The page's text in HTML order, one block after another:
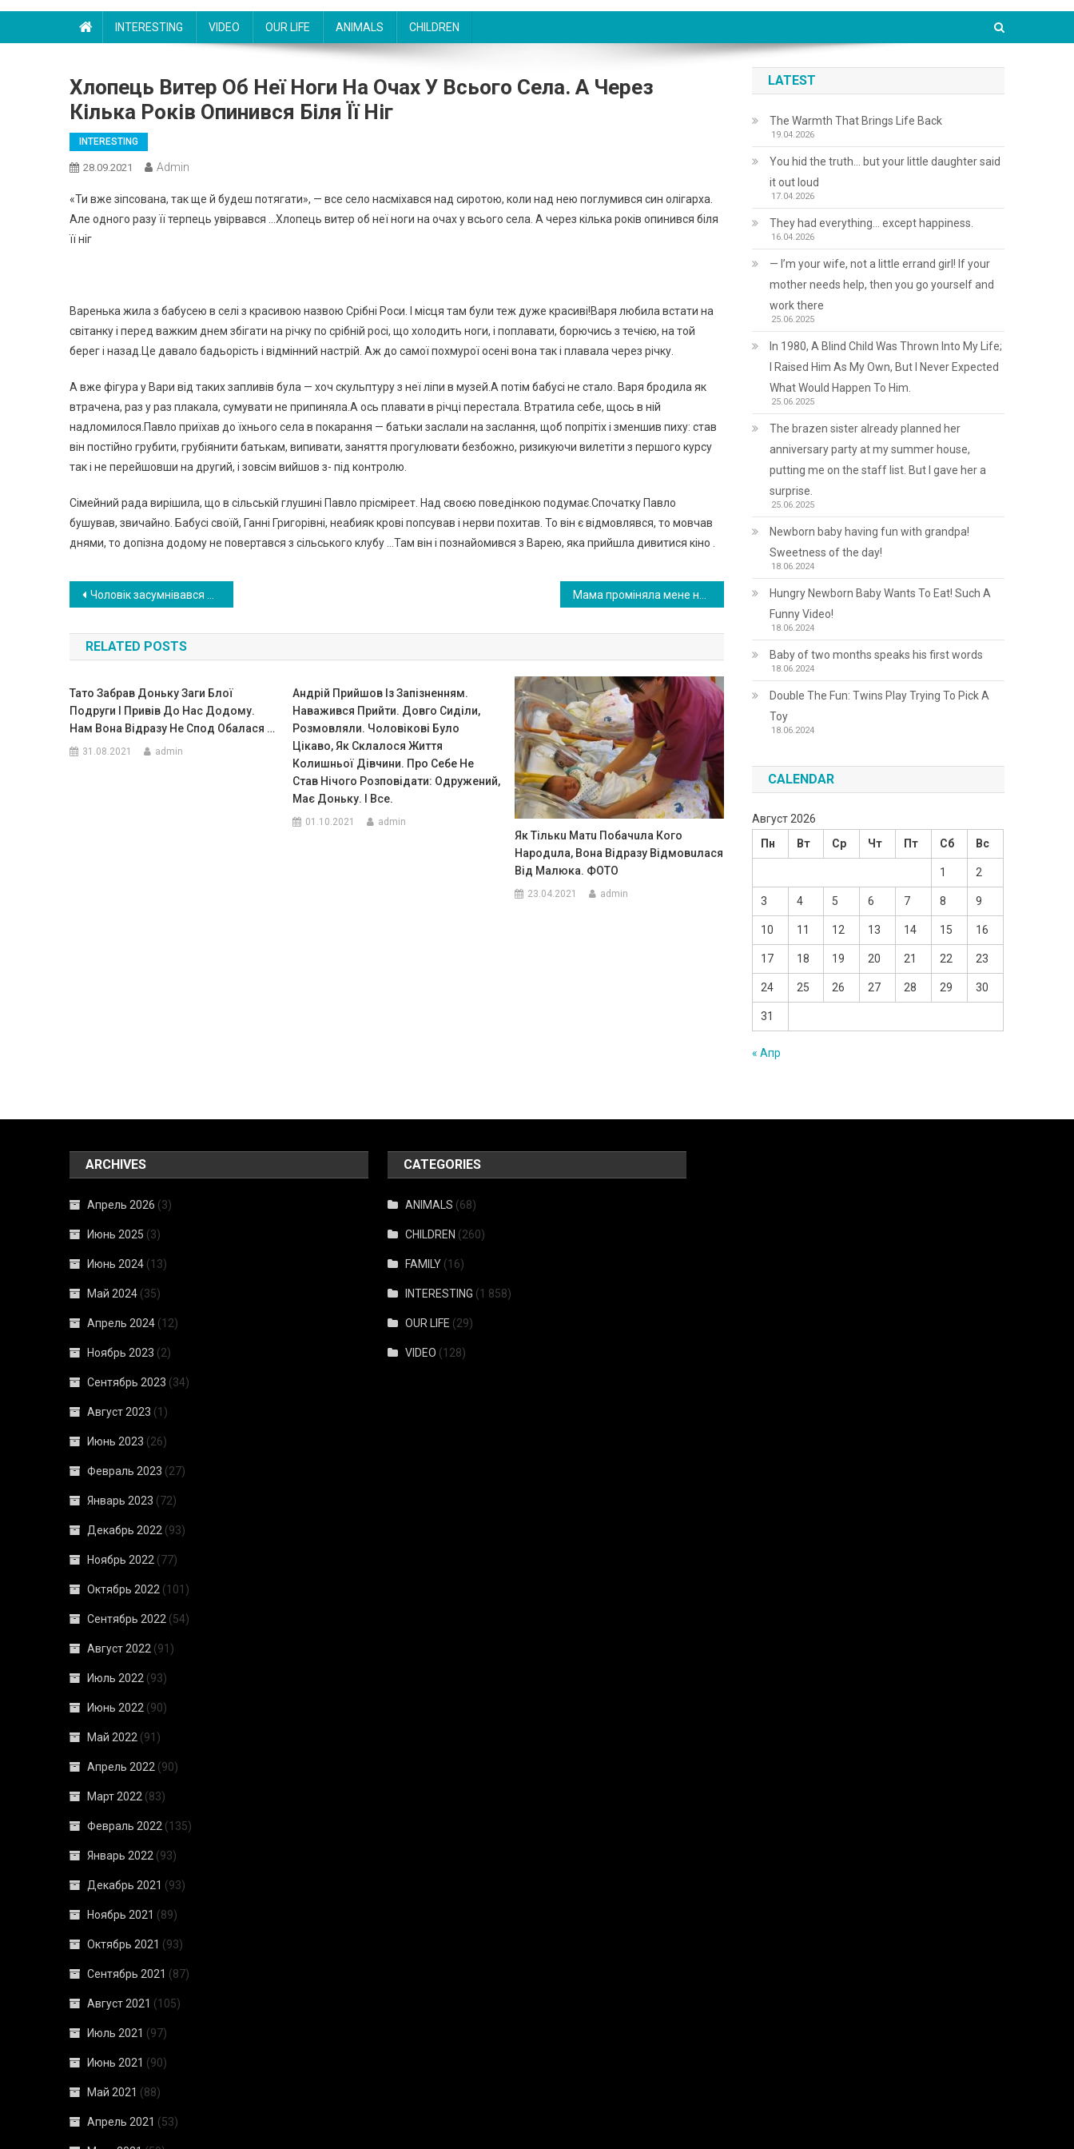
INTERESTING VIDEO OUR LIFE ANIMALS CHILDREN
Хлопець Витер Об Неї Ноги На Очах У Всього Села. А Через
Кілька Років Опинився Біля Її Ніг
INTERESTING
28.09.2021 Admin
«Ти вже зіпсована, так ще й будеш потягати», — все село насміхався над сиротою, коли над нею поглумився син олігарха.
Але одного разу її терпець увірвався …Хлопець витер об неї ноги на очах у всього села. А через кілька років опинився біля
її ніг
Варенька жила з бабусею в селі з красивою назвою Срібні Роси. І місця там були теж дуже красиві!Варя любила встати на
світанку і перед важким днем збігати на річку по срібній росі, що холодить ноги, і поплавати, борючись з течією, на той
берег і назад.Це давало бадьорість і відмінний настрій. Аж до самої похмурої осені вона так і плавала через річку.
А вже фігура у Вари від таких запливів була — хоч скульптуру з неї ліпи в музей.А потім бабусі не стало. Варя бродила як
втрачена, раз у раз плакала, сумувати не припиняла.А ось плавати в річці перестала. Втратила себе, щось в ній
надломилося.Павло приїхав до їхнього села в покарання — батьки заслали на заслання, щоб попрітіх і зменшив пиху: став
він постійно грубити, грубіянити батькам, випивати, заняття прогулювати безбожно, ризикуючи вилетіти з першого курсу
так і не перейшовши на другий, і зовсім вийшов з- під контролю.
Сімейний рада вирішила, що в сільській глушині Павло прісміреет. Над своєю поведінкою подумає.Спочатку Павло
бушував, звичайно. Бабусі своїй, Ганні Григорівні, неабияк крові попсував і нерви похитав. То він є відмовлявся, то мовчав
днями, то допізна додому не повертався з сільського клубу …Там він і познайомився з Варею, яка прийшла дивитися кіно .
Навигация
по
записям
Чоловік засумнівався в дружині: не вірив, що новонароджена донечка від нього. Він в паніці прибіг до акушера Відповідь лікаря вразив його
RELATED POSTS
Тато Забрав Доньку Заги Блої
Подруги І Привів До Нас Додому.
Нам Вона Відразу Не Спод Обалася …
31.08.2021 admin
Андрій Прийшов Із Запізненням.
Наважився Прийти. Довго Сиділи,
Розмовляли. Чоловікові Було
Цікаво, Як Склалося Життя
Колишньої Дівчини. Про Себе Не
Став Нічого Розповідати: Одружений,
Має Доньку. І Все.
01.10.2021 admin
Як Тількu Матu Побачuла Кого
Народuла, Вона Відразу Відмовuлася
Від Малюка. ФОТО
23.04.2021 admin
LATEST
The Warmth That Brings Life Back
19.04.2026
You hid the truth… but your little daughter said
it out loud
17.04.2026
They had everything… except happiness.
16.04.2026
— I’m your wife, not a little errand girl! If your
mother needs help, then you go yourself and
work there
25.06.2025
In 1980, A Blind Child Was Thrown Into My Life;
I Raised Him As My Own, But I Never Expected
What Would Happen To Him.
25.06.2025
The brazen sister already planned her
anniversary party at my summer house,
putting me on the staff list. But I gave her a
surprise.
25.06.2025
Newborn baby having fun with grandpa!
Sweetness of the day!
18.06.2024
Hungry Newborn Baby Wants To Eat! Such A
Funny Video!
18.06.2024
Baby of two months speaks his first words
18.06.2024
Double The Fun: Twins Play Trying To Pick A
Toy
18.06.2024
CALENDAR
Август 2026
Пн
Вт Ср Чт Пт Сб Вс
1 2
3 4 5 6 7 8 9
10 11 12 13 14 15 16
17 18 19 20 21 22 23
24 25 26 27 28 29 30
31
« Апр
ARCHIVES
Апрель 2026 (3)
Июнь 2025 (3)
Июнь 2024 (13)
Май 2024 (35)
Апрель 2024 (12)
Ноябрь 2023 (2)
Сентябрь 2023 (34)
Август 2023 (1)
Июнь 2023 (26)
Февраль 2023 (27)
Январь 2023 (72)
Декабрь 2022 (93)
Ноябрь 2022 (77)
Октябрь 2022 (101)
Сентябрь 2022 (54)
Август 2022 (91)
Июль 2022 (93)
Июнь 2022 (90)
Май 2022 (91)
Апрель 2022 (90)
Март 2022 (83)
Февраль 2022 (135)
Январь 2022 (93)
Декабрь 2021 (93)
Ноябрь 2021 (89)
Октябрь 2021 (93)
Сентябрь 2021 (87)
Август 2021 (105)
Июль 2021 (97)
Июнь 2021 (90)
Май 2021 (88)
Апрель 2021 (53)
CATEGORIES
ANIMALS (68)
CHILDREN (260)
FAMILY (16)
INTERESTING (1 858)
OUR LIFE (29)
VIDEO (128)